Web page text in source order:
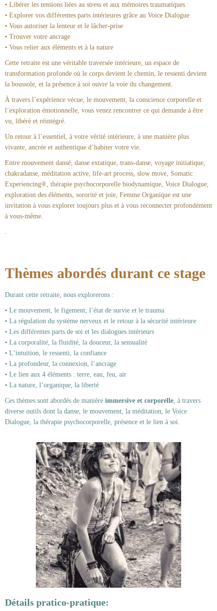
• Libérer les tensions liées au stress et aux mémoires traumatiques
• Explorer vos différentes parts intérieures grâce au Voice Dialogue
• Vous autoriser la lenteur et le lâcher-prise
• Trouver votre ancrage
• Vous relier aux éléments et à la nature
Cette retraite est une véritable traversée intérieure, un espace de
transformation profonde où le corps devient le chemin, le ressenti devient
la boussole, et la présence à soi ouvre la voie du changement.
À travers l’expérience vécue, le mouvement, la conscience corporelle et
l’exploration émotionnelle, vous venez rencontrer ce qui demande à être
vu, libéré et réintégré.
Un retour à l’essentiel, à votre vérité intérieure, à une manière plus
vivante, ancrée et authentique d’habiter votre vie.
Entre mouvement dansé, danse extatique, trans-danse, voyage initiatique,
chakradanse, méditation active, life-art process, slow move, Somatic
Experiencing®, thérapie psychocorporelle biodynamique, Voice Dialogue,
exploration des éléments, sororité et joie, Femme Organique est une
invitation à vous explorer toujours plus et à vous reconnecter profondément
à vous-même.
Thèmes abordés durant ce stage
Durant cette retraite, nous explorerons :
• Le mouvement, le figement, l’état de survie et le trauma
• La régulation du système nerveux et le retour à la sécurité intérieure
• Les différentes parts de soi et les dialogues intérieurs
• La corporalité, la fluidité, la douceur, la sensualité
• L’intuition, le ressenti, la confiance
• La profondeur, la connexion, l’ancrage
• Le lien aux 4 éléments : terre, eau, feu, air
• La nature, l’organique, la liberté
Ces thèmes sont abordés de manière immersive et corporelle , à travers
diverse outils dont la danse, le mouvement, la méditation, le Voice
Dialogue, la thérapie psychocorporelle, présence et le lien à soi.
Détails pratico-pratique: